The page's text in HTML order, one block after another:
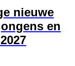
nieuwe
en